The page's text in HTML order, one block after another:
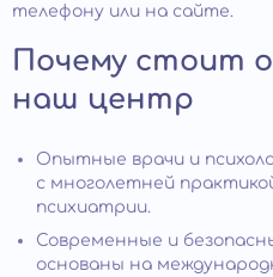
телефону или на сайте.
Почему стоит
наш центр
Опытные врачи и
с многолетней
психиатрии.
Современные и
основаны на